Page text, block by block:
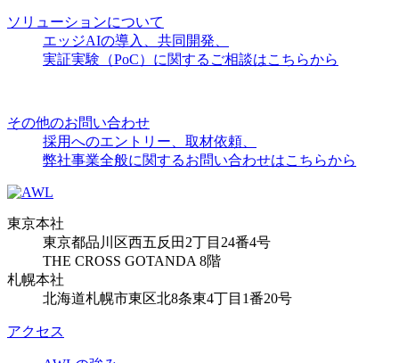
ソリューションについて
エッジAIの導入、共同開発、
実証実験（PoC）に関するご相談はこちらから
その他のお問い合わせ
採用へのエントリー、取材依頼、
弊社事業全般に関するお問い合わせはこちらから
東京本社
東京都品川区西五反田2丁目24番4号
THE CROSS GOTANDA 8階
札幌本社
北海道札幌市東区北8条東4丁目1番20号
アクセス